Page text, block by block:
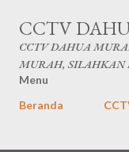
CCTV
CCTV DAHUA
MURAH, SILAHKAN
Menu
Beranda